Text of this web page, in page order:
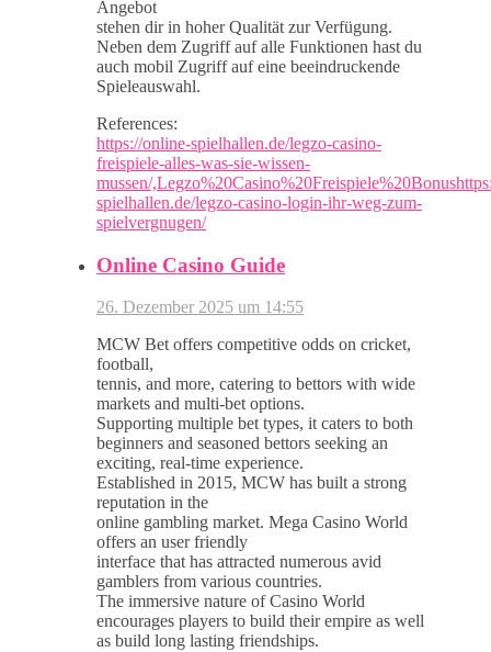
Angebot
stehen dir in hoher Qualität zur Verfügung.
Neben dem Zugriff auf alle Funktionen hast du
auch mobil Zugriff auf eine beeindruckende
Spieleauswahl.
References:
https://online-spielhallen.de/legzo-casino-
freispiele-alles-was-sie-wissen-
mussen/
spielhallen.de/legzo-casino-login-ihr-weg-zum-
spielvergnugen/
Online Casino Guide
26. Dezember 2025 um 14:55
MCW Bet offers competitive odds on cricket,
football,
tennis, and more, catering to bettors with wide
markets and multi-bet options.
Supporting multiple bet types, it caters to both
beginners and seasoned bettors seeking an
exciting, real-time experience.
Established in 2015, MCW has built a strong
reputation in the
online gambling market. Mega Casino World
offers an user friendly
interface that has attracted numerous avid
gamblers from various countries.
The immersive nature of Casino World
encourages players to build their empire as well
as build long lasting friendships.